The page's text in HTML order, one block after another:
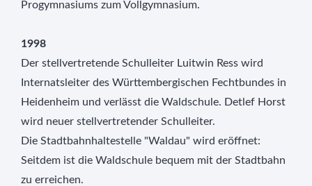
Progymnasiums zum Vollgymnasium.
1998
Der stellvertretende Schulleiter Luitwin Ress wird
Internatsleiter des Württembergischen Fechtbundes in
Heidenheim und verlässt die Waldschule. Detlef Horst
wird neuer stellvertretender Schulleiter.
Die Stadtbahnhaltestelle "Waldau" wird eröffnet:
Seitdem ist die Waldschule bequem mit der Stadtbahn
zu erreichen.